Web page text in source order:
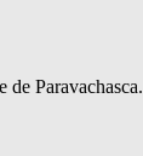
de Paravachasca.